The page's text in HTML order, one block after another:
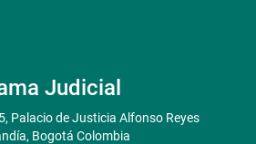
Judicial
Palacio de Justicia Alfonso Reyes
Bogotá Colombia